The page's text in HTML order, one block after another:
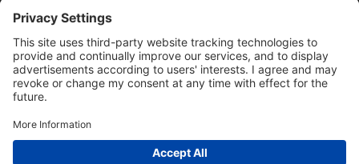
Derechos de autor © Many Brands AB 2023. Todos los derechos